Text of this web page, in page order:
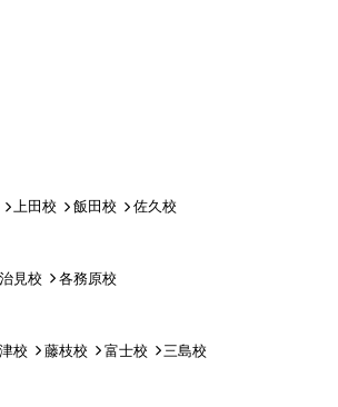
上田校 飯田校 佐久校
見校 各務原校
校 藤枝校 富士校 三島校